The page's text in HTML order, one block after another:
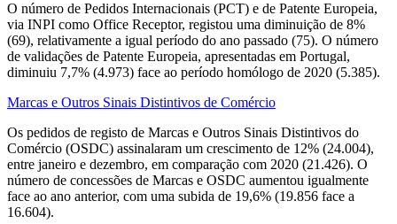
O número de Pedidos Internacionais (PCT) e de Patente Europeia,
via INPI como Office Receptor, registou uma diminuição de 8%
(69), relativamente a igual período do ano passado (75). O número
de validações de Patente Europeia, apresentadas em Portugal,
diminuiu 7,7% (4.973) face ao período homólogo de 2020 (5.385).
Marcas e Outros Sinais Distintivos de Comércio
Os pedidos de registo de Marcas e Outros Sinais Distintivos do
Comércio (OSDC) assinalaram um crescimento de 12% (24.004),
entre janeiro e dezembro, em comparação com 2020 (21.426). O
número de concessões de Marcas e OSDC aumentou igualmente
face ao ano anterior, com uma subida de 19,6% (19.856 face a
16.604).